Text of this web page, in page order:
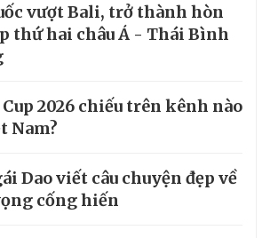
vượt Bali, trở thành hòn
thứ hai châu Á - Thái Bình
2026 chiếu trên kênh nào
Nam?
Dao viết câu chuyện đẹp về
cống hiến